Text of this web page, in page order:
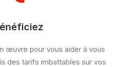
œuvre pour vous aider à vous
des tarifs imbattables sur vos